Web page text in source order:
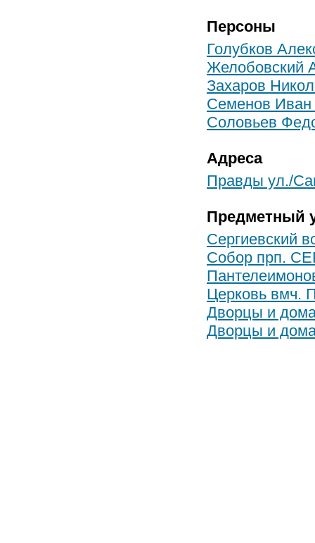
Персоны
Голубков
Желобовский
Захаров
Семенов
Соловьев
Адреса
Правды ул./
Предметный
Сергиевский
Собор прп.
Церковь
Дворцы и
Дворцы и